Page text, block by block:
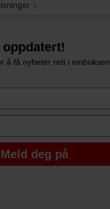
å få nyheter rett i innboksen
Meld deg på